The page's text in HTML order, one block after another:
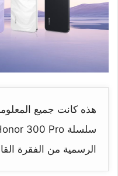
هذه كانت جميع
الرسمية من الفقرة